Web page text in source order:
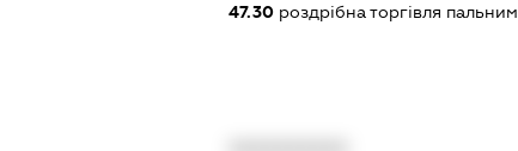
47.30 роздрібна торгівля пальним